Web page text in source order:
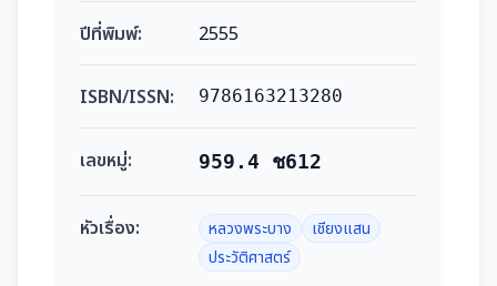
ปีที่พิมพ์: 2555
ISBN/ISSN: 9786163213280
เลขหมู่: 959.4 ช612
หัวเรื่อง: หลวงพระบาง
เชียงแสน
ประวัติศาสตร์